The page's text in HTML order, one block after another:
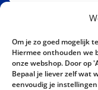
Om je zo goed mogelijk
Hiermee onthouden we
onze webshop. Door op
Bepaal je liever zelf wat
eenvoudig je
Activity Invest BV -
3500 Hasselt -
Bel ons nu:+32